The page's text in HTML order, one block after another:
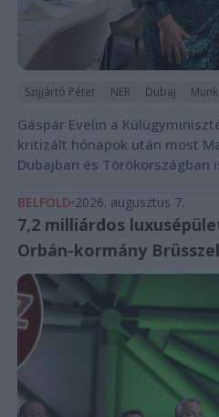
Szijjártó Péter NER Dubaj
Gáspár Evelin a
kritizált hónapok után most
Dubajban és Törökországban
BELFÖLD 2026. augusztus 7.
7,2 milliárdos
Orbán-kormány